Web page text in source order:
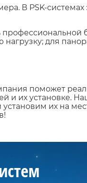
В PSK-
для
поможет
и их установке.
их на